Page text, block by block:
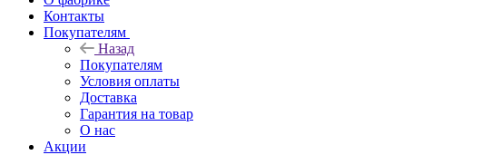
Контакты
Покупателям
Назад
Покупателям
Условия оплаты
Доставка
Гарантия на товар
О нас
Акции